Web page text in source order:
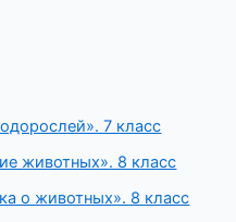
7 класс
животных». 8 класс
о животных». 8 класс